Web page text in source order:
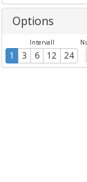
Options
Intervall
1 3 6 12 24